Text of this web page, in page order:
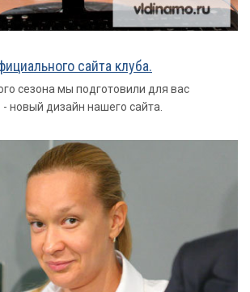
сайта клуба.
сезона мы подготовили для вас
новый дизайн нашего сайта.